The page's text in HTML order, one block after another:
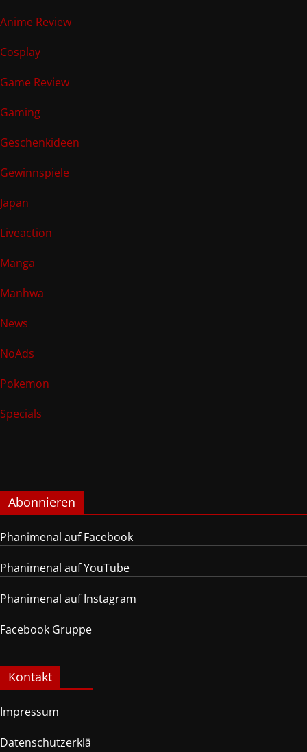
Anime Review
Cosplay
Game Review
Gaming
Geschenkideen
Gewinnspiele
Japan
Liveaction
Manga
Manhwa
News
NoAds
Pokemon
Specials
Abonnieren
Phanimenal auf Facebook
Phanimenal auf YouTube
Phanimenal auf Instagram
Facebook Gruppe
Kontakt
Impressum
Datenschutzerklä